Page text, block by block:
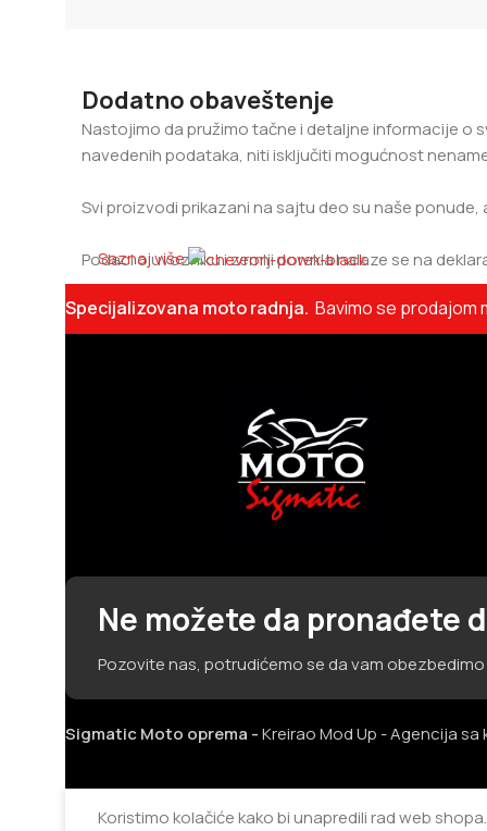
Dodatno obaveštenje
Nastojimo da pružimo tačne i detaljne informacije o
navedenih podataka, niti isključiti mogućnost
Svi proizvodi prikazani na sajtu deo su naše
Podaci o uvozniku i zemlji porekla nalaze se na
Saznaj više
Specijalizovana moto radnja. Bavimo se prodajom
Ne možete da pronađete
Pozovite nas, potrudićemo se da vam
Sigmatic Moto oprema -Kreirao Mod Up - Agencija
Koristimo kolačiće kako bi unapredili rad web